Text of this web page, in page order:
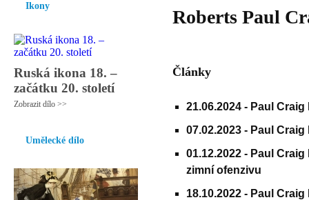
Ikony
Ruská ikona 18. –
začátku 20. století
Zobrazit dílo >>
Umělecké dílo
Roberts Paul
Články
21.06.2024 - Paul
07.02.2023 - Paul Craig
01.12.2022 - Paul
zimní ofenzivu
18.10.2022 - Paul